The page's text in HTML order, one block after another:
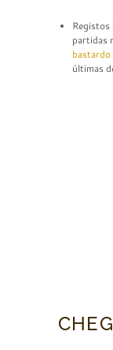
Registos
partidas
bastardo
últimas